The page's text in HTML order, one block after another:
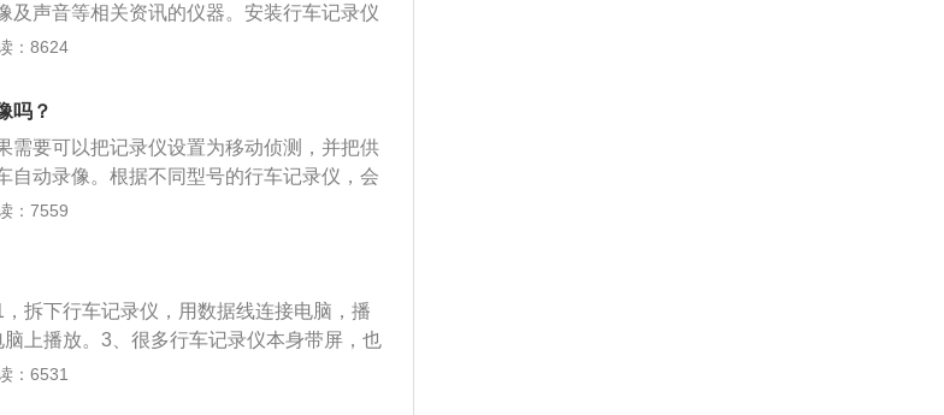
及声音等相关资讯的仪器。安装行车记录仪
像和声音，可为交通事故提供证据。喜欢
里，相当“黑匣子”。建议：摄像头拍摄角
边情况。但是要注意，镜头的角度不能太夸
车记录仪要具备较好的摄像清晰度，夜间拍
的主控芯片决定，这个时候，车主就需要关
理方案。还有就是行车记录仪要有足够的
：8624
吗？
需要可以把记录仪设置为移动侦测，并把供
自动录像。根据不同型号的行车记录仪，会
的相关介绍：1、定义：行车记录仪即记
可为交通事故提供证据。喜欢自驾游的人，
。开车时边走边录像，同时把时间、速
黑匣子”。也可在家用作DV拍摄生活乐趣，
护司机的合法权益，对横穿公路的行人及
刮碰，有可能会被敲诈勒索，如果有了行
：7559
拆下行车记录仪，用数据线连接电脑，播
上播放。3、很多行车记录仪本身带屏，也
先暂停录像，然后按（模式）MODE键往
：6531